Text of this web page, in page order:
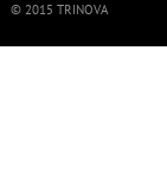
© 2015 TRINOVA